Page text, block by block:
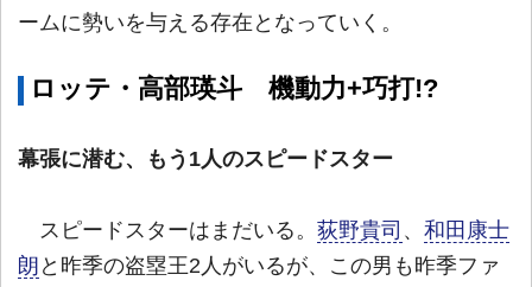
ームに勢いを与える存在となっていく。
ロッテ・高部瑛斗 機動力+巧打!?
幕張に潜む、もう1人のスピードスター
スピードスターはまだいる。 荻野貴司 、 和田康士
朗 と昨季の盗塁王2人がいるが、この男も昨季ファ